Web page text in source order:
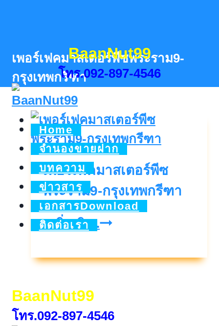
content
BaanNut99
โทร.092-897-4546
Home
จำนองขายฝาก
บทความ
ข่าวสาร
เอกสารDownload
ติดต่อเรา
BaanNut99
โทร.092-897-4546
เพอร์เฟคมาสเตอร์พีซพระราม9-
กรุงเทพกรีฑา
เพอร์เฟคมาสเตอร์พีซ
พระราม9-กรุงเทพกรีฑา
ดูเพิ่มเติม..เพ
คมาส
พระราม9-